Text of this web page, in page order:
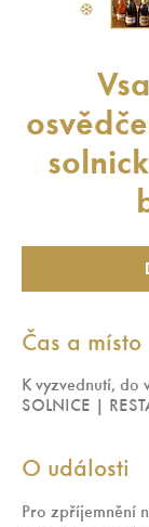
Čas a místo
K vyzvednutí, do
SOLNICE |
O události
Pro zpříjemnění